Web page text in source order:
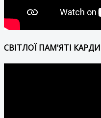
СВІТЛОЇ ПАМ'ЯТІ